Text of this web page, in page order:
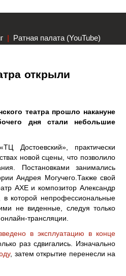
| Ратная палата (YouTube)
открыли
театра прошло накануне
дня стали небольшие
Достоевский», практически
новой сцены, что позволило
Постановками занимались
Андрея Могучего.Также свой
АХЕ и композитор Александр
которой непрофессиональные
не виденные, следуя только
трансляции.
в эксплуатацию в конце
раз сдвигались. Изначально
, затем открытие перенесли на